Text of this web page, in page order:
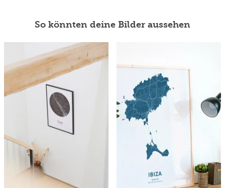
So könnten deine Bilder aussehen